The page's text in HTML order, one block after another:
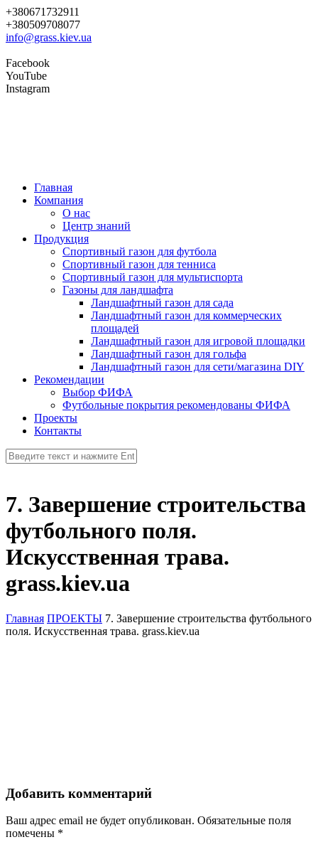
+380671732911
+380509708077
info@grass.kiev.ua
Facebook
YouTube
Instagram
Главная
Компания
О нас
Центр знаний
Продукция
Cпортивный газон для футбола
Cпортивный газон для тенниса
Cпортивный газон для мультиспорта
Газоны для ландшафта
Ландшафтный газон для сада
Ландшафтный газон для коммерческих
площадей
Ландшафтный газон для игровой площадки
Ландшафтный газон для гольфа
Ландшафтный газон для сети/магазина DIY
Рекомендации
Выбор ФИФА
Футбольные покрытия рекомендованы ФИФА
Проекты
Контакты
7. Завершение строительства
футбольного поля.
Искусственная трава.
grass.kiev.ua
Главная ПРОЕКТЫ 7. Завершение строительства футбольного
поля. Искусственная трава. grass.kiev.ua
Добавить комментарий
Ваш адрес email не будет опубликован. Обязательные поля
помечены *